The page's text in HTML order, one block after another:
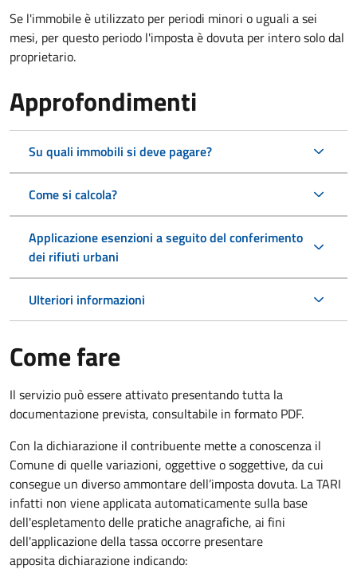
Se l'immobile è utilizzato per periodi minori o uguali a sei
mesi, per questo periodo l'imposta è dovuta per intero solo dal
proprietario.
Approfondimenti
Su quali immobili si deve pagare?
Come si calcola?
Applicazione esenzioni a seguito del conferimento
dei rifiuti urbani
Ulteriori informazioni
Come fare
Il servizio può essere attivato presentando tutta la
documentazione prevista, consultabile in formato PDF.
Con la dichiarazione il contribuente mette a conoscenza il
Comune di quelle variazioni, oggettive o soggettive, da cui
consegue un diverso ammontare dell’imposta dovuta. La TARI
infatti non viene applicata automaticamente sulla base
dell'espletamento delle pratiche anagrafiche, ai fini
dell'applicazione della tassa occorre presentare
apposita dichiarazione indicando: